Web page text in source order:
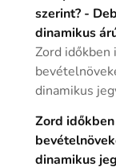
szerint? -
dinamikus
Zord időkben
dinamikus
Zord
dinamikus